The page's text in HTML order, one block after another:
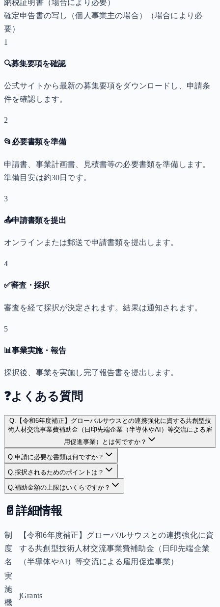
納税証明書（場合により必要）
確定申告書の写し（個人事業主の場合）
（場合により必
要）
1
🔍募集要項を確認
公式サイトから最新の募集要項をダウンロードし、申請条
件を確認します。
2
📂 必要書類を準備
申請書、事業計画書、見積書等の必要書類を準備します。
準備目安は約30日です。
3
📤申請書類を提出
オンラインまたは郵送で申請書類を提出します。
4
✅審査・採択
審査を経て採択が決定されます。結果は通知されます。
5
📊事業実施・報告
採択後、事業を実施し完了報告書を提出します。
❓よくある質問
Q. 【令和6年度補正】グローバルサウスとの連携強化に資する共創型技
術人材交流事業費補助金（日印先端企業（半導体やAI）等交流による雇
用促進事業）とは何ですか？
Q.申請に必要な書類は何ですか？
Q.採択されるためのポイントは？
Q.補助金額の上限はいくらですか？
📄 詳細情報
制
度
名
【令和6年度補正】グローバルサウスとの連携強化に資
する共創型技術人材交流事業費補助金（日印先端企業
（半導体やAI）等交流による雇用促進事業）
実
施
機
jGrants